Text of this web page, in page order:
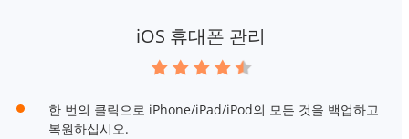
iOS 휴대폰 관리
한 번의 클릭으로 iPhone/iPad/iPod의 모든 것을 백업하고
복원하십시오.